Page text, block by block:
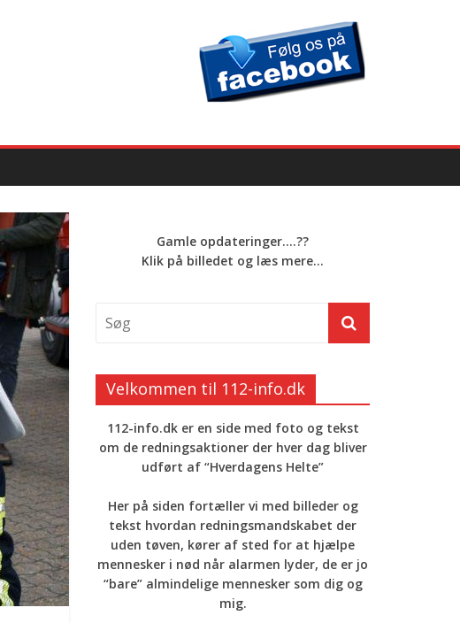
Gamle opdateringer....??
Klik på billedet og læs mere...
Velkommen til 112-info.dk
112-info.dk er en side med foto og tekst
om de redningsaktioner der hver dag bliver
udført af “Hverdagens Helte”
Her på siden fortæller vi med billeder og
tekst hvordan redningsmandskabet der
uden tøven, kører af sted for at hjælpe
mennesker i nød når alarmen lyder, de er jo
“bare” almindelige mennesker som dig og
mig.